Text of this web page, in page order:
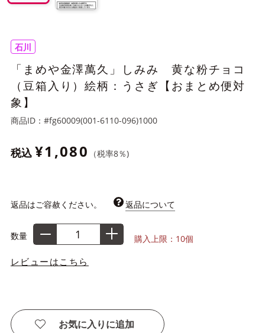
石川
「まめや金澤萬久」しみみ 黄な粉チョコ
（豆箱入り）絵柄：うさぎ【おまとめ便対
象】
商品ID： #fg60009(001-6110-096)1000
税込 ¥1,080 （税率8％)
返品はご容赦ください。 返品について
数量 購入上限：10個
レビューはこちら
お気に入りに追加